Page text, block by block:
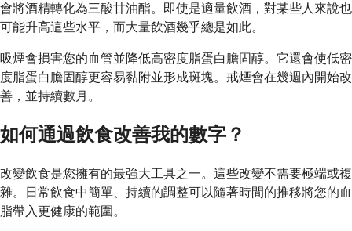
會將酒精轉化為三酸甘油酯。即使是適量飲酒，對某些人來說也
可能升高這些水平，而大量飲酒幾乎總是如此。
吸煙會損害您的血管並降低高密度脂蛋白膽固醇。它還會使低密
度脂蛋白膽固醇更容易黏附並形成斑塊。戒煙會在幾週內開始改
善，並持續數月。
如何通過飲食改善我的數字？
改變飲食是您擁有的最強大工具之一。這些改變不需要極端或複
雜。日常飲食中簡單、持續的調整可以隨著時間的推移將您的血
脂帶入更健康的範圍。